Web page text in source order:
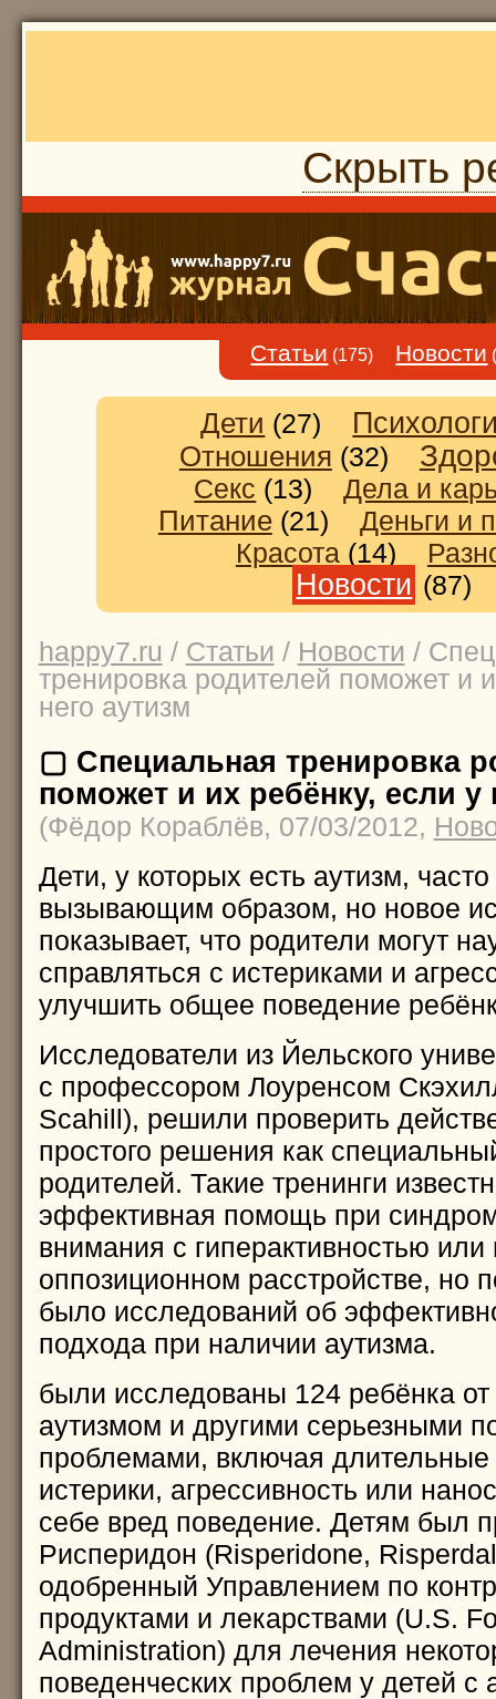
Скрыть
Статьи (175) Новости
Дети (27)
Отношения (32)
Секс (13) Дела и
Питание(21) Деньги и
Красота (14)
Новости
happy7.ru / Статьи / Новости /
тренировка родителей поможет и
него аутизм
▢ Специальная тренировка
поможет и их ребёнку, если у
(Фёдор Кораблёв, 07/03/2012,
Дети, у которых есть аутизм,
вызывающим образом, но новое
показывает, что родители могут
справляться с истериками и
улучшить общее поведение
Исследователи из Йельского
с профессором Лоуренсом
Scahill), решили проверить
простого решения как
родителей. Такие тренинги
эффективная помощь при
внимания с гиперактивностью
оппозиционном расстройстве, но
было исследований об
подхода при наличии аутизма.
были исследованы 124 ребёнка
аутизмом и другими серьезными
проблемами, включая
истерики, агрессивность или
себе вред поведение. Детям был
Рисперидон (Risperidone,
одобренный Управлением по
продуктами и лекарствами (U.S.
Administration) для лечения
поведенческих проблем у детей с